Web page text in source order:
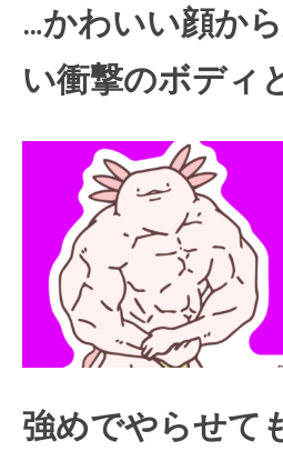
…かわいい顔か
い衝撃のボディ
強めでやらせて